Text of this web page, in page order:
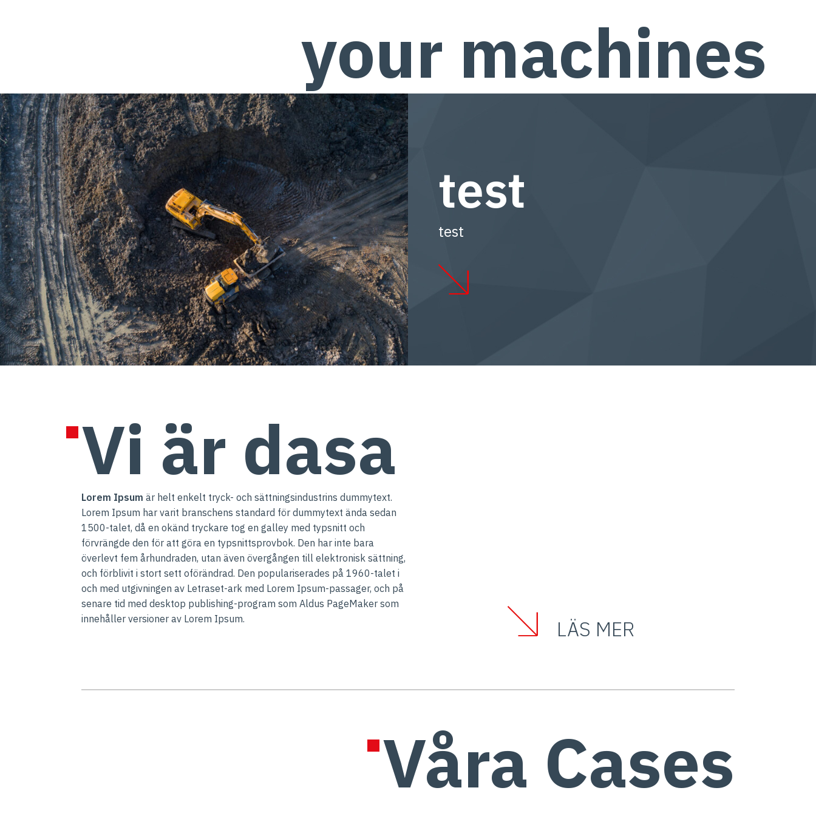
your machines
test
test
Vi är dasa
Lorem Ipsum är helt enkelt tryck- och sättningsindustrins dummytext.
Lorem Ipsum har varit branschens standard för dummytext ända sedan
1500-talet, då en okänd tryckare tog en galley med typsnitt och
förvrängde den för att göra en typsnittsprovbok. Den har inte bara
överlevt fem århundraden, utan även övergången till elektronisk sättning,
och förblivit i stort sett oförändrad. Den populariserades på 1960-talet i
och med utgivningen av Letraset-ark med Lorem Ipsum-passager, och på
senare tid med desktop publishing-program som Aldus PageMaker som
innehåller versioner av Lorem Ipsum.
LÄS MER
Våra Cases